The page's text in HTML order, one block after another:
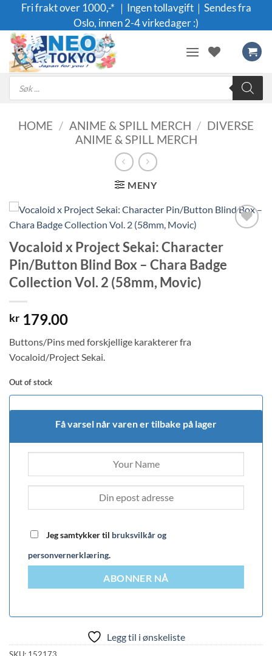
content
Fri frakt over 1000,-* ｜Ingen tollavgift｜Sendes fra
Oslo, innen 2-4 virkedager :)
Products
search
HOME / ANIME & SPILL MERCH / DIVERSE
ANIME & SPILL MERCH
MENY
ønskeliste
Vocaloid x Project Sekai: Character
Pin/Button Blind Box – Chara Badge
Collection Vol. 2 (58mm, Movic)
kr 179.00
Buttons/Pins med forskjellige karakterer fra
Vocaloid/Project Sekai.
Out of stock
Få varsel når varen er tilbake på lager
Jeg samtykker til bruksvilkår og
personvernerklæring.
ABONNER NÅ
Legg til i ønskeliste